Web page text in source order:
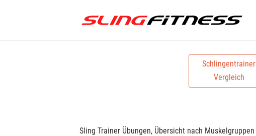
Schlingentrainer
Vergleich
Sling Trainer Übungen, Übersicht nach Muskelgruppen